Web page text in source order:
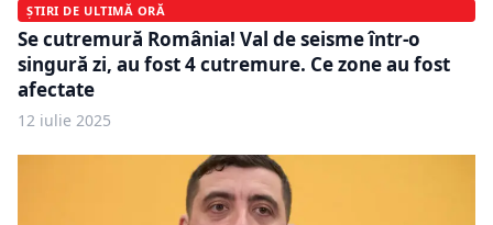
ȘTIRI DE ULTIMĂ ORĂ
Se cutremură România! Val de seisme într-o
singură zi, au fost 4 cutremure. Ce zone au fost
afectate
12 iulie 2025